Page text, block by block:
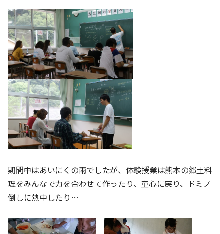
期間中はあいにくの雨でしたが、体験授業は熊本の郷土料
理をみんなで力を合わせて作ったり、童心に戻り、ドミノ
倒しに熱中したり…